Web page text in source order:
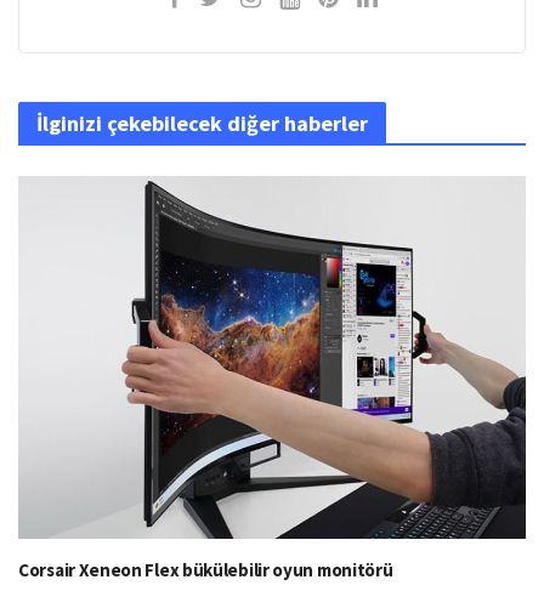
İlginizi çekebilecek diğer haberler
Corsair Xeneon Flex bükülebilir oyun monitörü